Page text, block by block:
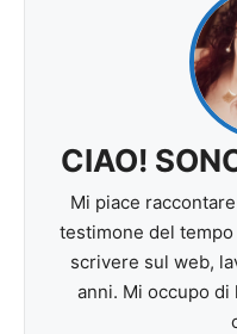
CIAO!
Mi piace
testimone del
scrivere sul web,
anni. Mi occupo